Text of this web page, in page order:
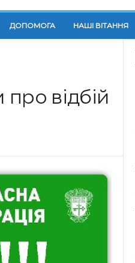
ДОПОМОГА НАШІ ВІТАННЯ
відбій